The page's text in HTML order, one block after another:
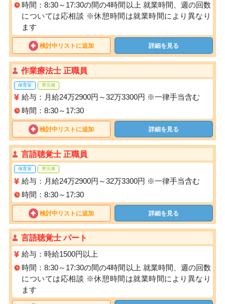
時間：8:30～17:30の間の4時間以上 就業時間、週の回数
については応相談 ※休憩時間は就業時間により異なり
ます
検討中リストに追加 詳細を見る
作業療法士 正職員
保育室 寮完備
給与：月給24万2900円～32万3300円 ※一律手当含む
時間：8:30～17:30
検討中リストに追加 詳細を見る
言語聴覚士 正職員
保育室 寮完備
給与：月給24万2900円～32万3300円 ※一律手当含む
時間：8:30～17:30
検討中リストに追加 詳細を見る
言語聴覚士 パート
給与：時給1500円以上
時間：8:30～17:30の間の4時間以上 就業時間、週の回数
については応相談 ※休憩時間は就業時間により異なり
ます